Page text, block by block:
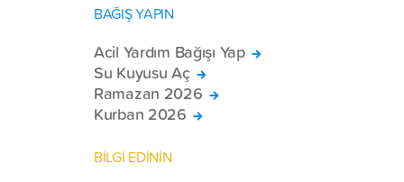
BAĞIŞ YAPIN
Acil Yardım Bağışı Yap
Su Kuyusu Aç
Ramazan 2026
Kurban 2026
BİLGİ EDİNİN